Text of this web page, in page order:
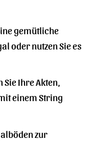
gemütliche
oder nutzen Sie es
Ihre Akten,
einem String
zur